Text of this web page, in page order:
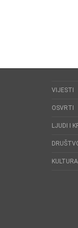
VIJESTI
OSVRTI
LJUDI I
KULTURA